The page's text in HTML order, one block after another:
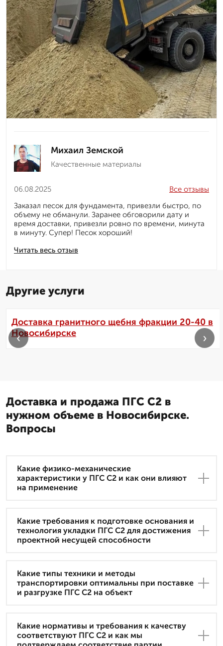
Михаил Земской
Качественные материалы
06.08.2025
Читать весь отзыв
Все отзывы
Заказал песок для фундамента, привезли быстро, по
объему не обманули. Заранее обговорили дату и
время доставки, привезли ровно по времени, минута
в минуту. Супер! Песок хороший!
Другие услуги
Доставка гранитного щебня фракции 20-40 в
Новосибирске
‹ ›
Доставка и продажа ПГС С2 в
нужном объеме в Новосибирске.
Вопросы
Какие физико-механические
характеристики у ПГС С2 и как они влияют
на применение
Какие требования к подготовке основания и
технология укладки ПГС С2 для достижения
проектной несущей способности
Какие типы техники и методы
транспортировки оптимальны при поставке
и разгрузке ПГС С2 на объект
Какие нормативы и требования к качеству
соответствуют ПГС С2 и как мы